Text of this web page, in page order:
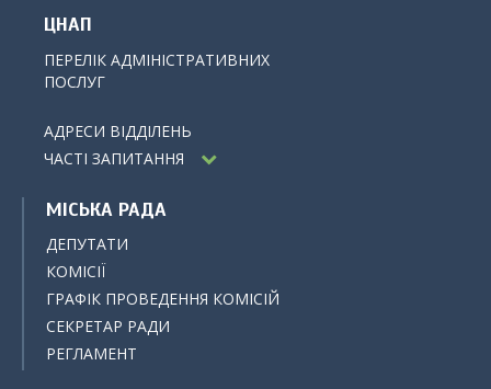
ЦНАП
ПЕРЕЛІК АДМІНІСТРАТИВНИХ
ПОСЛУГ
АДРЕСИ ВІДДІЛЕНЬ
ЧАСТІ ЗАПИТАННЯ
МІСЬКА РАДА
ДЕПУТАТИ
КОМІСІЇ
ГРАФІК ПРОВЕДЕННЯ КОМІСІЙ
СЕКРЕТАР РАДИ
РЕГЛАМЕНТ